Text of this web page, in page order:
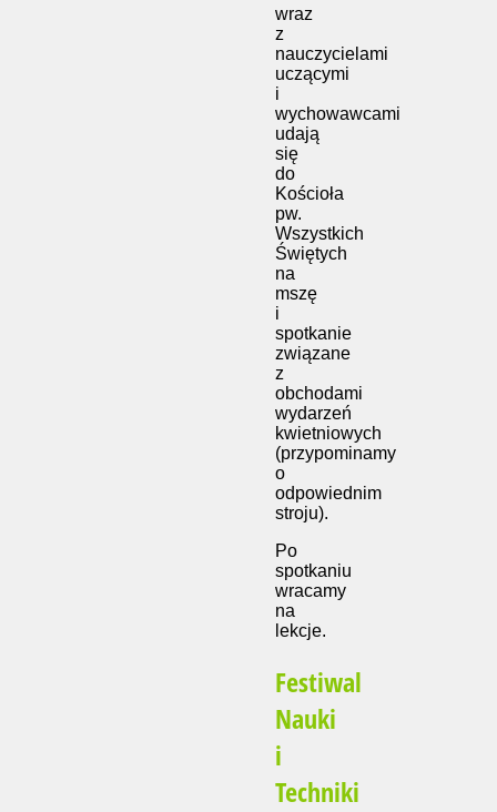
wraz
z
nauczycielami
uczącymi
i
wychowawcami
udają
się
do
Kościoła
pw.
Wszystkich
Świętych
na
mszę
i
spotkanie
związane
z
obchodami
wydarzeń
kwietniowych
(przypominamy
o
odpowiednim
stroju).
Po
spotkaniu
wracamy
na
lekcje.
Festiwal
Nauki
i
Techniki